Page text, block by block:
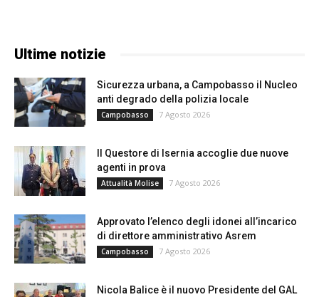
Ultime notizie
Sicurezza urbana, a Campobasso il Nucleo
anti degrado della polizia locale
Campobasso 7 Agosto 2026
Il Questore di Isernia accoglie due nuove
agenti in prova
Attualità Molise 7 Agosto 2026
Approvato l’elenco degli idonei all’incarico
di direttore amministrativo Asrem
Campobasso 7 Agosto 2026
Nicola Balice è il nuovo Presidente del GAL